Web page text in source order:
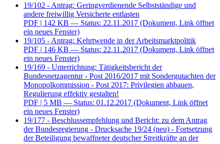
19/102 - Antrag: Geringverdienende Selbstständige und
andere freiwillig Versicherte entlasten
PDF | 142 KB — Status: 22.11.2017 (Dokument, Link öffnet
ein neues Fenster)
19/105 - Antrag: Kehrtwende in der Arbeitsmarktpolitik
PDF | 146 KB — Status: 22.11.2017 (Dokument, Link öffnet
ein neues Fenster)
19/169 - Unterrichtung: Tätigkeitsbericht der
Bundesnetzagentur - Post 2016/2017 mit Sondergutachten der
Monopolkommission - Post 2017: Privilegien abbauen,
Regulierung effektiv gestalten!
PDF | 5 MB — Status: 01.12.2017 (Dokument, Link öffnet
ein neues Fenster)
19/177 - Beschlussempfehlung und Bericht: zu dem Antrag
der Bundesregierung - Drucksache 19/24 (neu) - Fortsetzung
der Beteiligung bewaffneter deutscher Streitkräfte an der